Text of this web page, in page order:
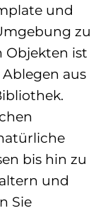
und
zu
Objekten ist
aus
bis hin zu
und
Sie